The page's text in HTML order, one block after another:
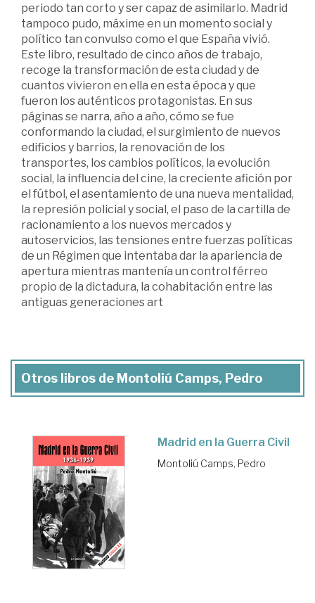
periodo tan corto y ser capaz de asimilarlo. Madrid
tampoco pudo, máxime en un momento social y
político tan convulso como el que España vivió.
Este libro, resultado de cinco años de trabajo,
recoge la transformación de esta ciudad y de
cuantos vivieron en ella en esta época y que
fueron los auténticos protagonistas. En sus
páginas se narra, año a año, cómo se fue
conformando la ciudad, el surgimiento de nuevos
edificios y barrios, la renovación de los
transportes, los cambios políticos, la evolución
social, la influencia del cine, la creciente afición por
el fútbol, el asentamiento de una nueva mentalidad,
la represión policial y social, el paso de la cartilla de
racionamiento a los nuevos mercados y
autoservicios, las tensiones entre fuerzas políticas
de un Régimen que intentaba dar la apariencia de
apertura mientras mantenía un control férreo
propio de la dictadura, la cohabitación entre las
antiguas generaciones art
Otros libros de Montoliú Camps, Pedro
Madrid en la Guerra Civil
Montoliú Camps, Pedro